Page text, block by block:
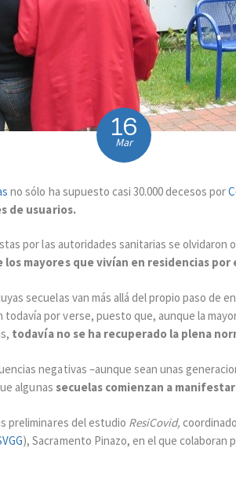
16
Mar
no sólo ha supuesto casi 30.000 decesos por
de usuarios.
por las autoridades sanitarias se olvidaron
los mayores que vivían en residencias por
secuelas van más allá del propio paso de
por verse, puesto que, aunque la
todavía no se ha recuperado la plena
negativas –aunque sean unas
algunas secuelas comienzan a
preliminares del estudio ResiCovid,
), Sacramento Pinazo, en el que